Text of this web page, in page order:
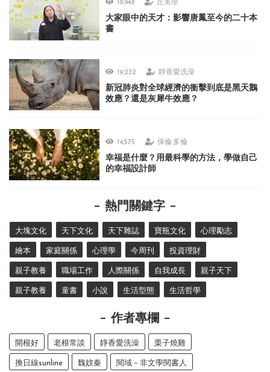
19,948 丘美珍
大家眼中的天才：影響唐鳳至今的二十本
書
19,232 靜香愛洗澡
新冠肺炎對全球經濟的衝擊到底是黑天鵝
效應？還是灰犀牛效應？
14,575 保倫·多倫
幸福是什麼？用最科學的方法，學做自己
的幸福設計師
熱門關鍵字
大塊文化 天下文化 天下雜誌 寶瓶文化 心理勵志
繪本 家庭關係 心理學 今周刊 投資理財
親子教養 職場工作 人際關係 自我成長 親子天下
親子教養 童書 小說 生活型態 生活哲學
作者專欄
開根好 老根常談 靜香愛洗澡 栗子燒雞
換日線sunline 魏妏秦 閱域－非文學閱書人